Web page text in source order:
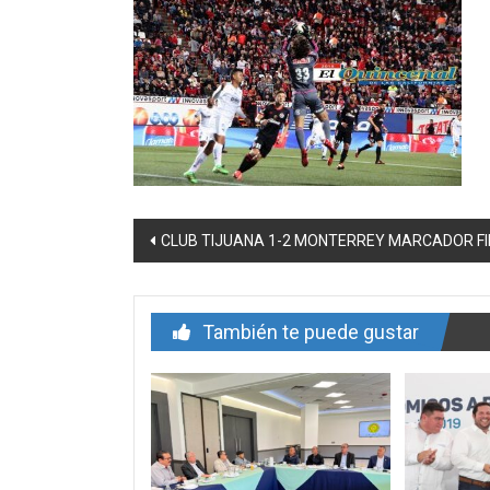
Navegación
entrada
CLUB TIJUANA 1-2 MONTERREY MARCADOR
También te puede gustar